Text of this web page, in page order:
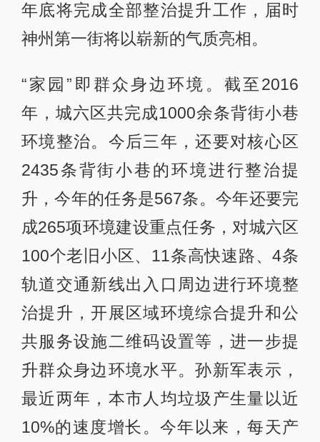
年底将完成全部整治提升工作，届时
神州第一街将以崭新的气质亮相。
“家园”即群众身边环境。截至2016
年，城六区共完成1000余条背街小巷
环境整治。今后三年，还要对核心区
2435条背街小巷的环境进行整治提
升，今年的任务是567条。今年还要完
成265项环境建设重点任务，对城六区
100个老旧小区、11条高快速路、4条
轨道交通新线出入口周边进行环境整
治提升，开展区域环境综合提升和公
共服务设施二维码设置等，进一步提
升群众身边环境水平。孙新军表示，
最近两年，本市人均垃圾产生量以近
10%的速度增长。今年以来，每天产